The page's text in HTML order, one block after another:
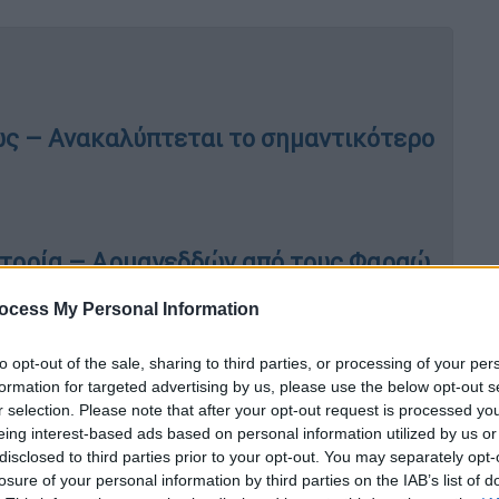
My Personal Information
opt-out of the sale, sharing to third parties, or processing of your
for targeted advertising by us, please use the below opt-out
selection. Please note that after your opt-out request is processed
interest-based ads based on personal information utilized by us
to third parties prior to your opt-out. You may separately
of your personal information by third parties on the IAB’s list of
– Ανακαλύπτεται το σημαντικότερο
– Αρμαγεδδών από τους Φαραώ
και οι 34 μάχες που έχουν εκεί
από τότε κι ακόμα περισσότερη
ιστορικός Γιάννης Κορδάτος στην
και ο Πατριάρχης Γρηγόριος αφόρισε τον